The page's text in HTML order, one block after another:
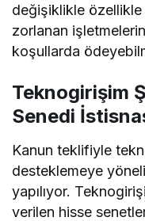
değişiklikle özellikle
zorlanan
koşullarda
Teknogirişim
Senedi
Kanun teklifiyle
desteklemeye
yapılıyor.
verilen hisse